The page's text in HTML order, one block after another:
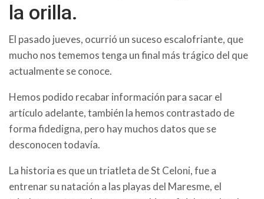
la orilla.
El pasado jueves, ocurrió un suceso escalofriante, que
mucho nos tememos tenga un final más trágico del que
actualmente se conoce.
Hemos podido recabar información para sacar el
artículo adelante, también la hemos contrastado de
forma fidedigna, pero hay muchos datos que se
desconocen todavía.
La historia es que un triatleta de St Celoni, fue a
entrenar su natación a las playas del Maresme, el